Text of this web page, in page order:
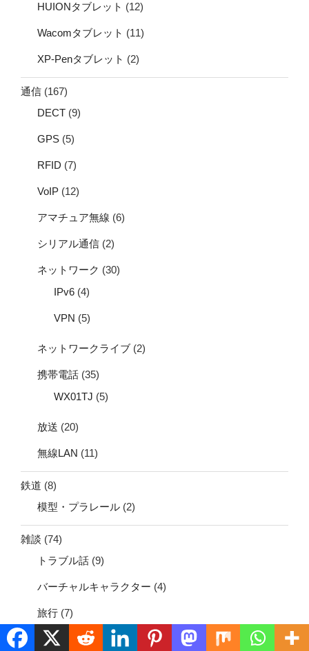
HUIONタブレット (12)
Wacomタブレット (11)
XP-Penタブレット (2)
通信 (167)
DECT (9)
GPS (5)
RFID (7)
VoIP (12)
アマチュア無線 (6)
シリアル通信 (2)
ネットワーク (30)
IPv6 (4)
VPN (5)
ネットワークライブ (2)
携帯電話 (35)
WX01TJ (5)
放送 (20)
無線LAN (11)
鉄道 (8)
模型・プラレール (2)
雑談 (74)
トラブル話 (9)
バーチャルキャラクター (4)
旅行 (7)
電子書籍 (35)